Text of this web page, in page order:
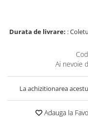
Durata de livrare: :
Ai nevoie
La achizitionarea
Adauga la